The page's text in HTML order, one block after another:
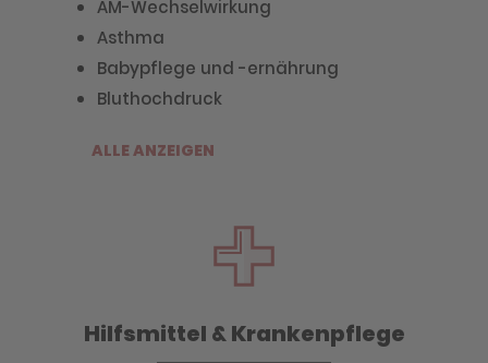
AM-Wechselwirkung
Asthma
Babypflege und -ernährung
Bluthochdruck
ALLE ANZEIGEN
Hilfsmittel & Krankenpflege